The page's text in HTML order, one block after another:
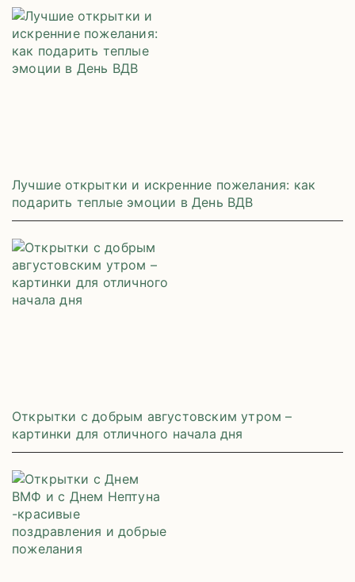
Лучшие открытки и искренние пожелания: как
подарить теплые эмоции в День ВДВ
Открытки с добрым августовским утром –
картинки для отличного начала дня